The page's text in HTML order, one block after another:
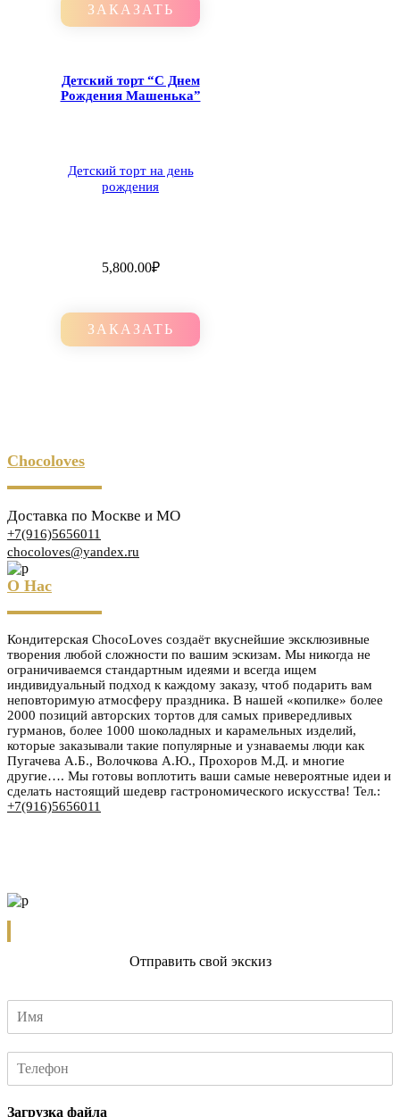
ЗАКАЗАТЬ
Детский торт “С Днем
Рождения Машенька”
Детский торт на день
рождения
5,800.00₽
ЗАКАЗАТЬ
Chocoloves
Доставка по Москве и МО
+7(916)5656011
chocoloves@yandex.ru
О Нас
Кондитерская ChocoLoves создаёт вкуснейшие эксклюзивные
творения любой сложности по вашим эскизам. Мы никогда не
ограничиваемся стандартным идеями и всегда ищем
индивидуальный подход к каждому заказу, чтоб подарить вам
неповторимую атмосферу праздника. В нашей «копилке» более
2000 позиций авторских тортов для самых привередливых
гурманов, более 1000 шоколадных и карамельных изделий,
которые заказывали такие популярные и узнаваемы люди как
Пугачева А.Б., Волочкова А.Ю., Прохоров М.Д. и многие
другие…. Мы готовы воплотить ваши самые невероятные идеи и
сделать настоящий шедевр гастрономического искусства! Тел.:
+7(916)5656011
Отправить свой экскиз
Загрузка файла